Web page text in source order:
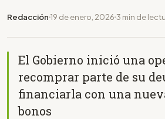
Redacción 19 de enero, 2026 3 min de
El Gobierno inició una
recomprar parte de su
financiarla con una
bonos